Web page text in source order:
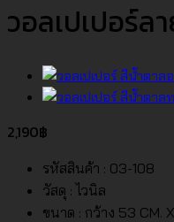
วอลเปเปอร์ล
2,190฿
รหัสสินค้า : 03-108
วัสดุ : ไวนิล
ขนาด : กว้าง 53 CM.